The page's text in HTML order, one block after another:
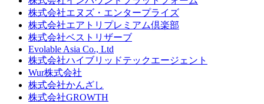
株式会社エヌズ・エンタープライズ
株式会社エアトリプレミアム倶楽部
株式会社ベストリザーブ
Evolable Asia Co., Ltd
株式会社ハイブリッドテックエージェント
Wur株式会社
株式会社かんざし
株式会社GROWTH